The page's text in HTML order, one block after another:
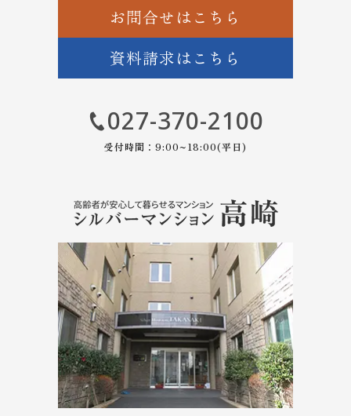
お問合せはこちら
資料請求はこちら
027-370-2100
受付時間：9:00~18:00(平日)